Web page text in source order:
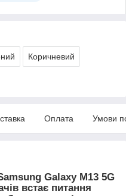
Коричневий
Оплата Умови
Galaxy M13 5G
встає питання